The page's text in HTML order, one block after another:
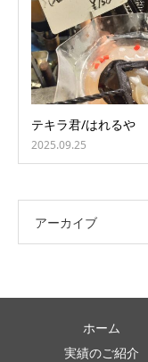
テキラ君/はれるや
2025.09.25
アーカイブ
ホーム
実績のご紹介